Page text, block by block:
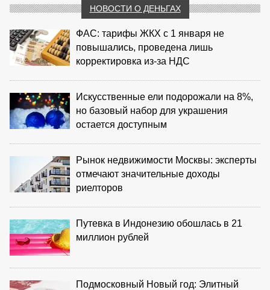
НОВОСТИ О ДЕНЬГАХ
ФАС: тарифы ЖКХ с 1 января не
повышались, проведена лишь
корректировка из‑за НДС
Искусственные ели подорожали на 8%,
но базовый набор для украшения
остается доступным
Рынок недвижимости Москвы: эксперты
отмечают значительные доходы
риелторов
Путевка в Индонезию обошлась в 21
миллион рублей
Подмосковный Новый год: Элитный